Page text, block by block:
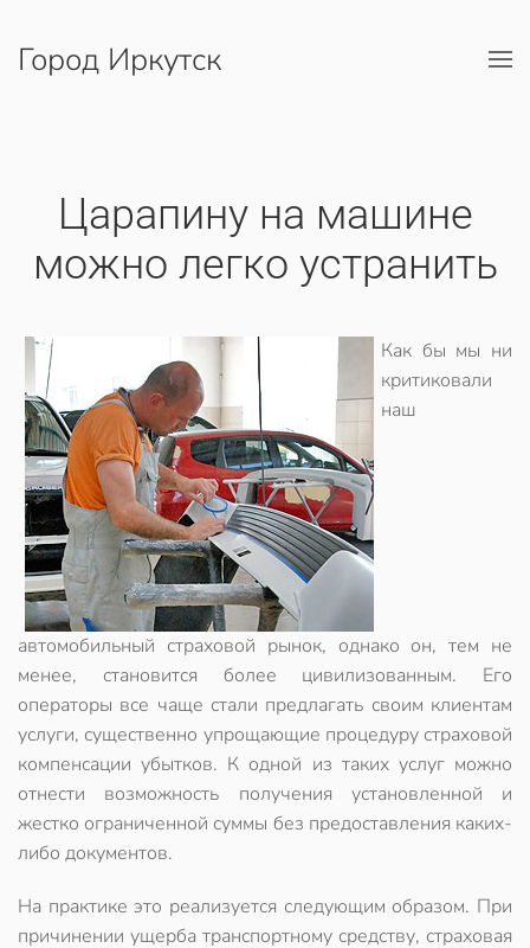
Перейти к содержимому
Город Иркутск
Царапину на машине
можно легко устранить
Как бы мы ни
критиковали
наш
автомобильный страховой рынок, однако он, тем не
менее, становится более цивилизованным. Его
операторы все чаще стали предлагать своим клиентам
услуги, существенно упрощающие процедуру страховой
компенсации убытков. К одной из таких услуг можно
отнести возможность получения установленной и
жестко ограниченной суммы без предоставления каких-
либо документов.
На практике это реализуется следующим образом. При
причинении ущерба транспортному средству, страховая